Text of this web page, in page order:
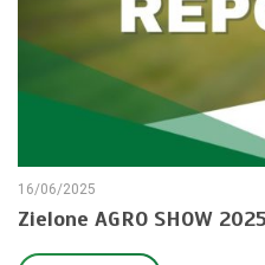
16/06/2025
Zielone AGRO SHOW